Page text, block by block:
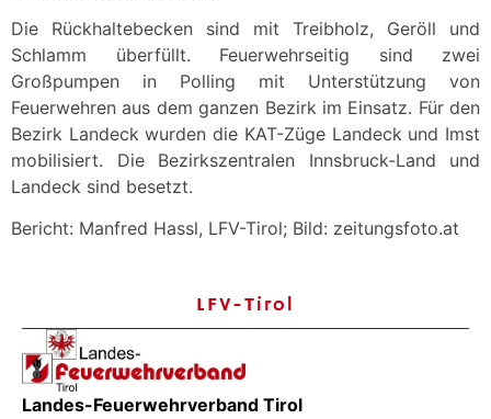
Die Rückhaltebecken sind mit Treibholz, Geröll und
Schlamm überfüllt. Feuerwehrseitig sind zwei
Großpumpen in Polling mit Unterstützung von
Feuerwehren aus dem ganzen Bezirk im Einsatz. Für den
Bezirk Landeck wurden die KAT-Züge Landeck und Imst
mobilisiert. Die Bezirkszentralen Innsbruck-Land und
Landeck sind besetzt.
Bericht: Manfred Hassl, LFV-Tirol; Bild: zeitungsfoto.at
LFV-Tirol
Landes-Feuerwehrverband Tirol